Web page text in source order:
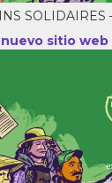
SOLIDAIRES
sitio web